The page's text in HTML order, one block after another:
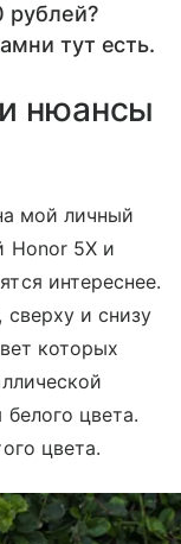
рублей?
тут есть.
нюансы
мой личный
Honor 5X и
интереснее.
сверху и снизу
которых
цвета.
цвета.